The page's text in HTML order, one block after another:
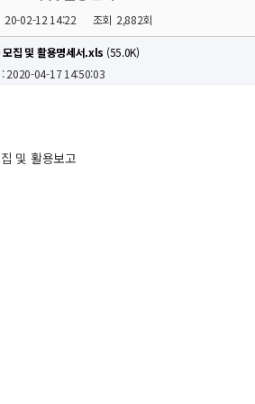
20-02-12 14:22 조회 2,882회
집 및 활용명세서.xls (55.0K)
: 2020-04-17 14:50:03
및 활용보고